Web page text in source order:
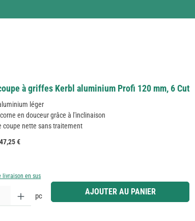
à griffes Kerbl aluminium Profi 120 mm, 6 Cut
léger
en douceur grâce à l'inclinaison
coupe nette sans traitement
€
livraison en sus
: Entrez la quantité souhaitée ou utilisez les boutons pour
pc AJOUTER AU PANIER